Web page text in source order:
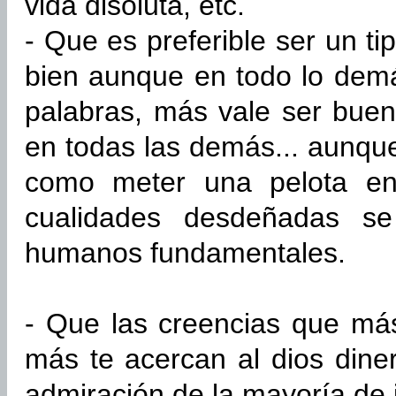
- Que es preferible ser un
bien aunque en todo lo
palabras, más vale ser
en todas las demás...
como meter una pelota
cualidades desdeñadas
humanos fundamentales.
- Que las creencias que
más te acercan al dios